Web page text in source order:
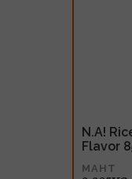
N.A!
Flavor
MAHT